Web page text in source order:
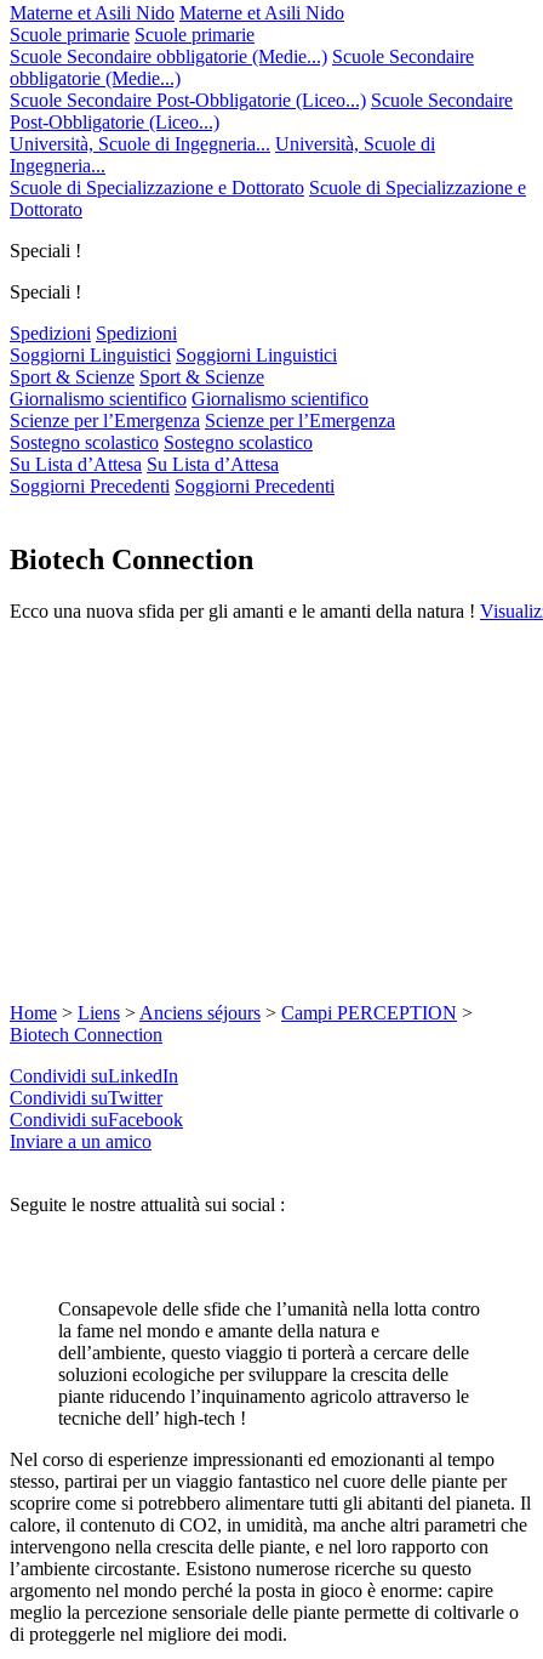
Materne et Asili Nido Materne et Asili Nido
Scuole primarie Scuole primarie
Scuole Secondaire obbligatorie (Medie...) Scuole Secondaire
obbligatorie (Medie...)
Scuole Secondaire Post-Obbligatorie (Liceo...) Scuole Secondaire
Post-Obbligatorie (Liceo...)
Università, Scuole di Ingegneria... Università, Scuole di
Ingegneria...
Scuole di Specializzazione e Dottorato Scuole di Specializzazione e
Dottorato
Speciali !
Speciali !
Spedizioni Spedizioni
Soggiorni Linguistici Soggiorni Linguistici
Sport & Scienze Sport & Scienze
Giornalismo scientifico Giornalismo scientifico
Scienze per l’Emergenza Scienze per l’Emergenza
Sostegno scolastico Sostegno scolastico
Su Lista d’Attesa Su Lista d’Attesa
Soggiorni Precedenti Soggiorni Precedenti
Biotech Connection
Ecco una nuova sfida per gli amanti e le amanti della natura !
Home > Liens > Anciens séjours > Campi PERCEPTION >
Biotech Connection
Condividi suLinkedIn
Condividi suTwitter
Condividi suFacebook
Inviare a un amico
Seguite le nostre attualità sui social :
Consapevole delle sfide che l’umanità nella lotta contro
la fame nel mondo e amante della natura e
dell’ambiente, questo viaggio ti porterà a cercare delle
soluzioni ecologiche per sviluppare la crescita delle
piante riducendo l’inquinamento agricolo attraverso le
tecniche dell’ high-tech !
Nel corso di esperienze impressionanti ed emozionanti al tempo
stesso, partirai per un viaggio fantastico nel cuore delle piante per
scoprire come si potrebbero alimentare tutti gli abitanti del pianeta. Il
calore, il contenuto di CO2, in umidità, ma anche altri parametri che
intervengono nella crescita delle piante, e nel loro rapporto con
l’ambiente circostante. Esistono numerose ricerche su questo
argomento nel mondo perché la posta in gioco è enorme: capire
meglio la percezione sensoriale delle piante permette di coltivarle o
di proteggerle nel migliore dei modi.